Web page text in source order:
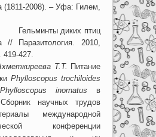
(1811-2008). – Уфа: Гилем,
диких птиц
// Паразитология. 2010,
427.
Т.Т. Питание
Phylloscopus trochiloides
Phylloscopus inornatus в
научных трудов
международной
конференции